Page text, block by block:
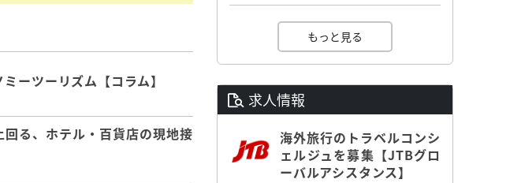
ーツーリズム【コラム】
る、ホテル・百貨店の現地接
もっと見る
求人情報
海外旅行のトラベルコンシ
ェルジュを募集【JTBグロ
ーバルアシスタンス】